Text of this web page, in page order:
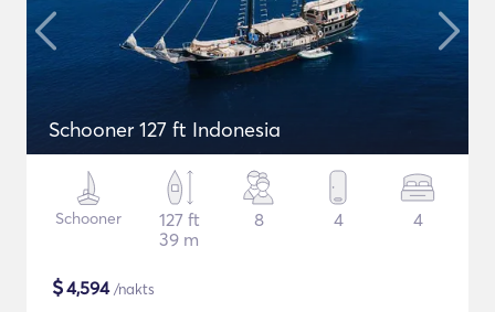
Schooner 127 ft Indonesia
Schooner
127 ft
39 m
8 4 4
$4,594/nakts